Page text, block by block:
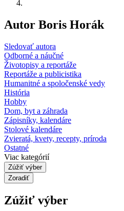
Autor Boris Horák
Sledovať autora
Odborné a náučné
Životopisy a reportáže
Reportáže a publicistika
Humanitné a spoločenské vedy
História
Hobby
Dom, byt a záhrada
Zápisníky, kalendáre
Stolové kalendáre
Zvieratá, kvety, recepty, príroda
Ostatné
Viac kategórií
Zúžiť výber
Zoradiť
Zúžiť výber